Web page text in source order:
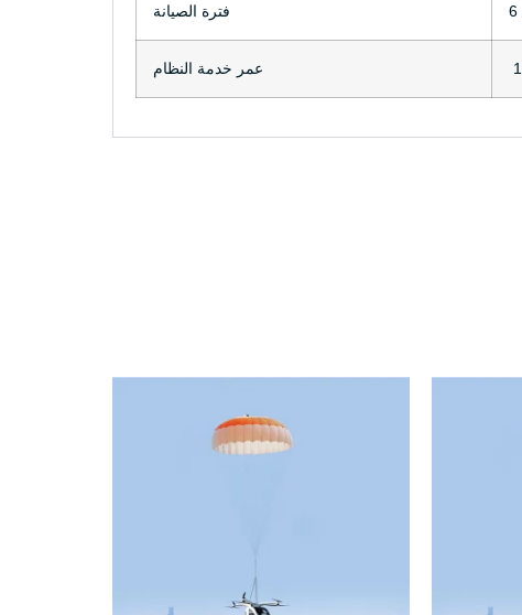
فترة الصيانة
عمر خدمة النظام